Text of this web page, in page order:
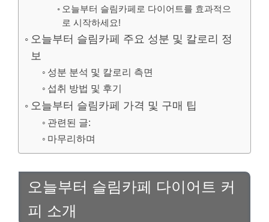
오늘부터 슬림카페로 다이어트를 효과적으
로 시작하세요!
오늘부터 슬림카페 주요 성분 및 칼로리 정
보
성분 분석 및 칼로리 측면
섭취 방법 및 후기
오늘부터 슬림카페 가격 및 구매 팁
관련된 글:
마무리하며
오늘부터 슬림카페 다이어트 커
피 소개